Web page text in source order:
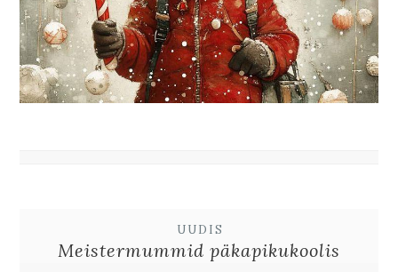
UUDIS
Meistermummid päkapikukoolis